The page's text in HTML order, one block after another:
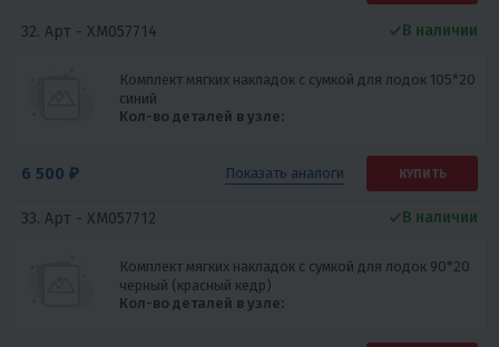
32. Арт - XM057714
Комплект мягких накладок с сумкой для лодок 105*20
синий
Кол-во деталей в узле:
В наличии
6 500 ₽ Показать аналоги КУПИТЬ
33. Арт - XM057712
Комплект мягких накладок с сумкой для лодок 90*20
черный (красный кедр)
Кол-во деталей в узле:
В наличии